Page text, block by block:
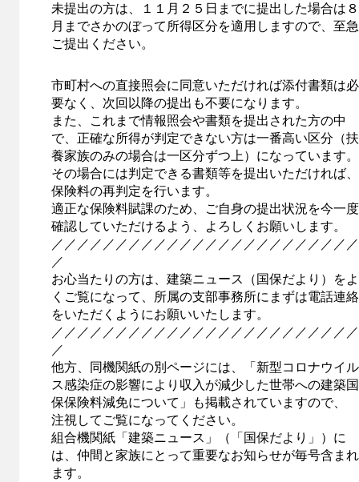
未提出の方は、１１月２５日までに提出した場合は８
月までさかのぼって所得区分を適用しますので、至急
ご提出ください。
市町村への直接照会に同意いただければ添付書類は必
要なく、次回以降の提出も不要になります。
また、これまで情報照会や書類を提出された方の中
で、正確な所得が判定できない方は一番高い区分（扶
養家族のみの場合は一区分ずつ上）になっています。
その場合には判定できる書類等を提出いただければ、
保険料の再判定を行います。
適正な保険料賦課のため、ご自身の提出状況を今一度
確認していただけるよう、よろしくお願いします。
／／／／／／／／／／／／／／／／／／／／／／／／
／
お心当たりの方は、建築ニュース（国保だより）をよ
くご覧になって、所属の支部事務所にまずは電話連絡
をいただくようにお願いいたします。
／／／／／／／／／／／／／／／／／／／／／／／／
／
他方、同機関紙の別ページには、「新型コロナウイル
ス感染症の影響により収入が減少した世帯への建築国
保保険料減免について」も掲載されていますので、
注視してご覧になってください。
組合機関紙「建築ニュース」（「国保だより」）に
は、仲間と家族にとって重要なお知らせが毎号含まれ
ます。